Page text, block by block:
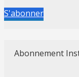
S'abonner
Abonnement